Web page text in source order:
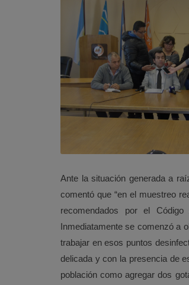
Ante la situación generada a
comentó que “en el muestreo
recomendados por el
Inmediatamente se comenzó a
trabajar en esos puntos
delicada y con la presencia de
población como agregar dos